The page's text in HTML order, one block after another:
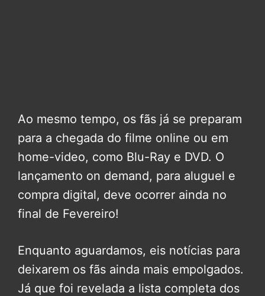
Ao mesmo tempo, os fãs já se preparam
para a chegada do filme online ou em
home-video, como Blu-Ray e DVD. O
lançamento on demand, para aluguel e
compra digital, deve ocorrer ainda no
final de Fevereiro!
Enquanto aguardamos, eis notícias para
deixarem os fãs ainda mais empolgados.
Já que foi revelada a lista completa dos